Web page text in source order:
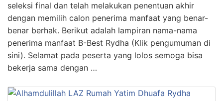
seleksi final dan telah melakukan penentuan akhir
dengan memilih calon penerima manfaat yang benar-
benar berhak. Berikut adalah lampiran nama-nama
penerima manfaat B-Best Rydha (Klik pengumuman di
sini). Selamat pada peserta yang lolos semoga bisa
bekerja sama dengan …